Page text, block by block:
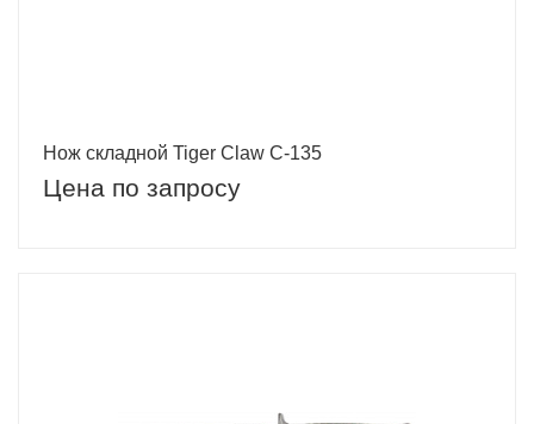
Нож складной Tiger Claw C-135
Цена по запросу